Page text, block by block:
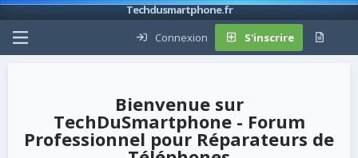
Techdusmartphone.fr
Connexion
S'inscrire
TechDuSmartphone - Forum
Professionnel pour Réparateurs de